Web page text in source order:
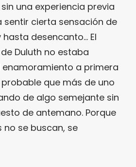
una experiencia previa
sentir cierta sensación de
desencanto… El
Duluth no estaba
a primera
que más de uno
de algo semejante sin
de antemano. Porque
se buscan, se